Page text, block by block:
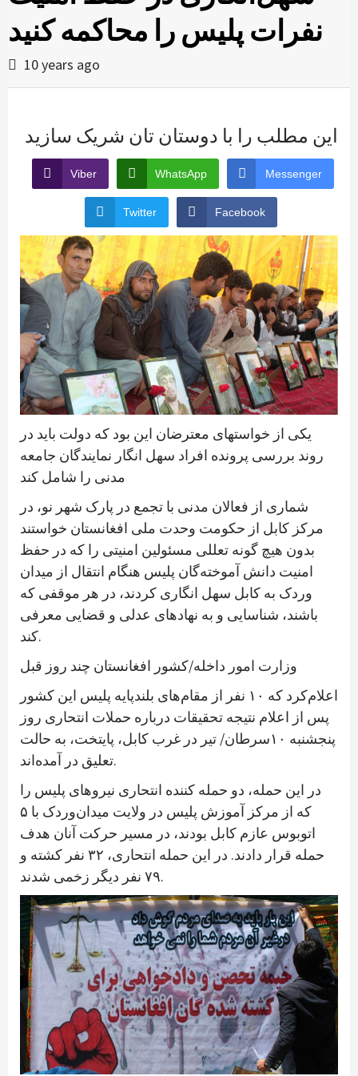
نفرات پلیس را محاکمه کنید
10 years ago
این مطلب را با دوستان تان شریک سازید
Viber WhatsApp Messenger
Twitter Facebook
یکی از خواستهای معترضان این بود که دولت باید در
روند بررسی پرونده افراد سهل انگار نمایندگان جامعه
مدنی را شامل کند
شماری از فعالان مدنی با تجمع در پارک شهر نو، در
مرکز کابل از حکومت وحدت ملی افغانستان خواستند
بدون هیچ گونه تعللی مسئولین امنیتی را که در حفظ
امنیت دانش آموخته‌گان پلیس هنگام انتقال از میدان
وردک به کابل سهل انگاری کردند، در هر موقفی که
باشند، شناسایی و به نهادهای عدلی و قضایی معرفی
کند.
وزارت امور داخله/کشور افغانستان چند روز قبل
اعلام‌کرد که ۱۰ نفر از مقام‌های بلند‌پایه پلیس این کشور
پس از اعلام نتیجه تحقیقات درباره حملات انتحاری روز
پنجشنبه ۱۰سرطان/ تیر در غرب کابل، پایتخت، به حالت
تعلیق در آمده‌اند.
در این حمله، دو حمله کننده انتحاری نیروهای پلیس را
که از مرکز آموزش پلیس در ولایت میدان‌وردک با ۵
اتوبوس عازم کابل بودند، در مسیر حرکت آنان هدف
حمله قرار دادند. در این حمله انتحاری، ۳۲ نفر کشته و
۷۹ نفر دیگر زخمی شدند.